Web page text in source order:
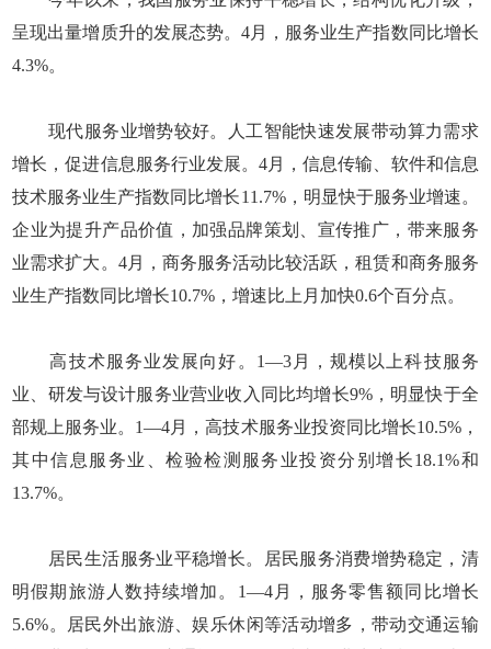
呈现出量增质升的发展态势。4月，服务业生产指数同比增长
4.3%。
现代服务业增势较好。人工智能快速发展带动算力需求
增长，促进信息服务行业发展。4月，信息传输、软件和信息
技术服务业生产指数同比增长11.7%，明显快于服务业增速。
企业为提升产品价值，加强品牌策划、宣传推广，带来服务
业需求扩大。4月，商务服务活动比较活跃，租赁和商务服务
业生产指数同比增长10.7%，增速比上月加快0.6个百分点。
高技术服务业发展向好。1—3月，规模以上科技服务
业、研发与设计服务业营业收入同比均增长9%，明显快于全
部规上服务业。1—4月，高技术服务业投资同比增长10.5%，
其中信息服务业、检验检测服务业投资分别增长18.1%和
13.7%。
居民生活服务业平稳增长。居民服务消费增势稳定，清
明假期旅游人数持续增加。1—4月，服务零售额同比增长
5.6%。居民外出旅游、娱乐休闲等活动增多，带动交通运输